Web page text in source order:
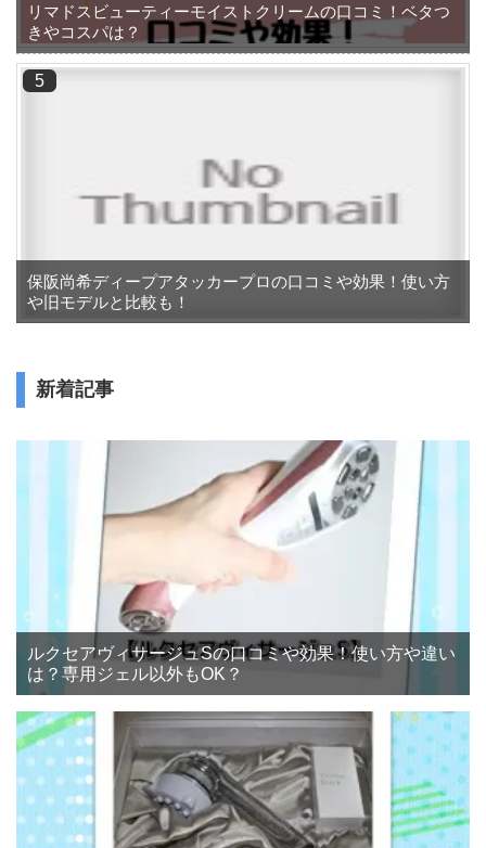
リマドスビューティーモイストクリームの口コミ！ベタつ
きやコスパは？
保阪尚希ディープアタッカープロの口コミや効果！使い方
や旧モデルと比較も！
新着記事
ルクセアヴィサージュSの口コミや効果！使い方や違い
は？専用ジェル以外もOK？